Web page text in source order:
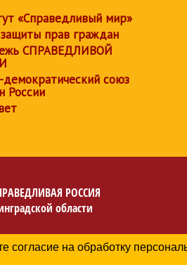
«Справедливый мир»
прав граждан
СПРАВЕДЛИВОЙ
демократический союз
России
РОССИЯ
области
данных
согласие на обработку